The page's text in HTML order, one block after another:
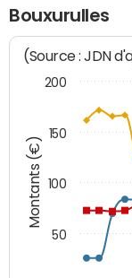
Bouxurulles
Montants (€)
(Source : JDN
50
100
150
200